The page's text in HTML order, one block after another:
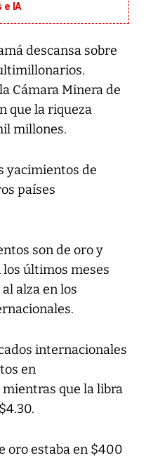
e IA
descansa sobre
Cámara Minera de
que la riqueza
millones.
yacimientos de
países
son de oro y
los últimos meses
alza en los
internacionales
en
que la libra
oro estaba en $400